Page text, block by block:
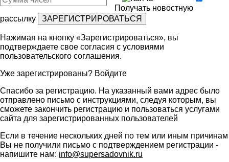
Получать новостную
рассылку
Нажимая на кнопку «Зарегистрироваться», вы
подтверждаете свое согласия с условиями
пользовательского соглашения.
Уже зарегистрированы? Войдите
Спасибо за регистрацию. На указанный вами адрес было
отправлено письмо с инструкциями, следуя которым, вы
сможете закончить регистрацию и пользоваться услугами
сайта для зарегистрированных пользователей
Если в течение нескольких дней по тем или иным причинам
Вы не получили письмо с подтверждением регистрации -
напишите нам: info@supersadovnik.ru